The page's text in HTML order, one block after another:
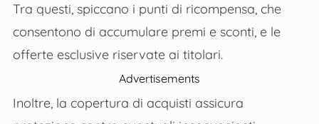
Tra questi, spiccano i punti di ricompensa, che
consentono di accumulare premi e sconti, e le
offerte esclusive riservate ai titolari.
Advertisements
Inoltre, la copertura di acquisti assicura